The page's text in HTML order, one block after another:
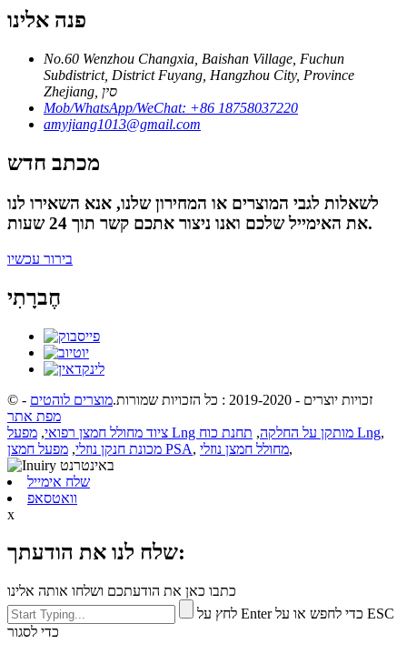
פנה אלינו
No.60 Wenzhou Changxia, Baishan Village, Fuchun
Subdistrict, District Fuyang, Hangzhou City, Province
Zhejiang, סין
Mob/WhatsApp/WeChat: +86 18758037220
amyjiang1013@gmail.com
מכתב חדש
לשאלות לגבי המוצרים או המחירון שלנו, אנא השאירו לנו
את האימייל שלכם ואנו ניצור אתכם קשר תוך 24 שעות.
בירור עכשיו
חֶברָתִי
© זכויות יוצרים - 2019-2020 : כל הזכויות שמורות. מוצרים לוהטים -
מפת אתר
ציוד מחולל חמצן רפואי, מפעל Lng מותקן על החלקה, תחנת כוח Lng,
מכונת חנקן נוזלי, מפעל חמצן PSA, מחולל חמצן נוזלי,
שלח אימייל
וואטסאפ
x
שלח לנו את הודעתך:
כתבו כאן את הודעתכם ושלחו אותה אלינו
לחץ על Enter כדי לחפש או על ESC
כדי לסגור